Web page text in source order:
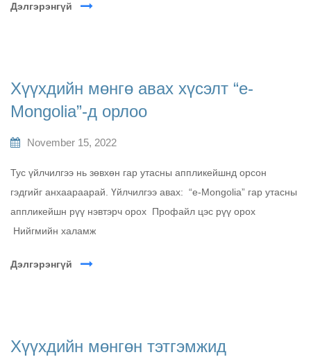
Дэлгэрэнгүй
Хүүхдийн мөнгө авах хүсэлт “e-
Mongolia”-д орлоо
November 15, 2022
Тус үйлчилгээ нь зөвхөн гар утасны аппликейшнд орсон
гэдгийг анхаараарай. Үйлчилгээ авах: “e-Mongolia” гар утасны
аппликейшн рүү нэвтэрч орох Профайл цэс рүү орох
Нийгмийн халамж
Дэлгэрэнгүй
Хүүхдийн мөнгөн тэтгэмжид